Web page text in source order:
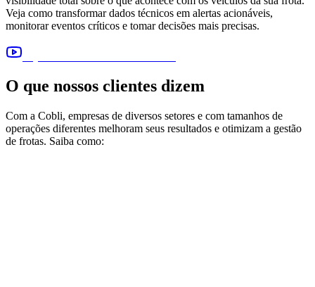
Veja como transformar dados técnicos em alertas acionáveis,
monitorar eventos críticos e tomar decisões mais precisas.
O que nossos clientes dizem
Com a Cobli, empresas de diversos setores e com tamanhos de
operações diferentes melhoram seus resultados e otimizam a gestão
de frotas. Saiba como: